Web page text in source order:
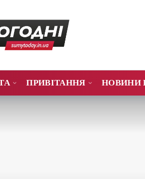
ПРИВІТАННЯ НОВИНИ